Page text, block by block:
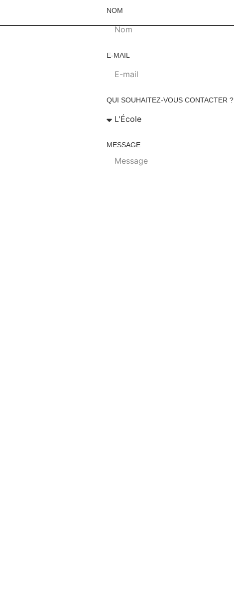
NOM
E-MAIL
QUI SOUHAITEZ-VOUS CONTACTER ?
MESSAGE